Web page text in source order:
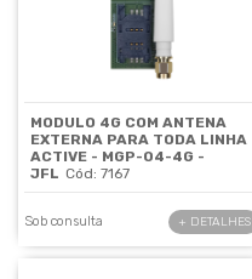
MODULO 4G COM ANTENA
EXTERNA PARA TODA LINHA
ACTIVE - MGP-04-4G -
JFL Cód: 7167
Sob consulta + DETALHES